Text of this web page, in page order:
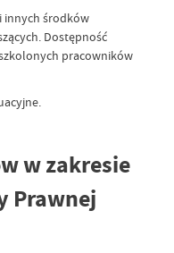
innych środków
Dostępność
pracowników
w zakresie
Prawnej